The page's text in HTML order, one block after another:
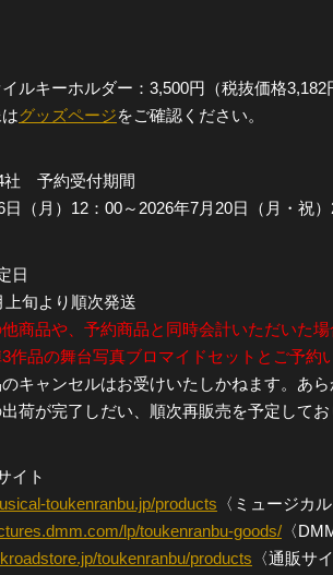
イルキーホルダー：3,500円（税抜価格3,182
グッズページをご確認ください。
社 予約受付期間
日（月）12：00～2026年7月20日（月・祝
日
上旬より順次発送
商品や、予約商品と同時会計いただいた
作品の舞台写真ブロマイドセットとご予約
キャンセルはお受けいたしかねます。あら
荷が完了しだい、順次再販売を予定して
イト
toukenranbu.jp/products 〈ミュージカ
lp/toukenranbu-goods/ 〈
toukenranbu/products 〈通販サ